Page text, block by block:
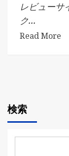
レビューサ
ク...
Read More
検索